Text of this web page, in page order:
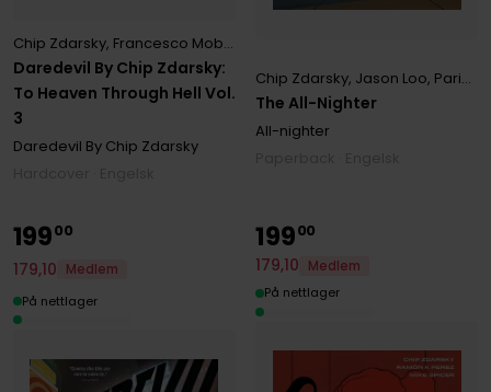
Daredevil By Chip Zdarsky:
To Heaven Through Hell Vol.
3
Chip Zdarsky, Francesco Mobili
Daredevil By Chip Zdarsky
The All-Nighter
Chip Zdarsky, Jason Loo, Paris Aditya
All-nighter
19900
179,10
Medlem
På nettlager
19900
179,10
Medlem
På nettlager